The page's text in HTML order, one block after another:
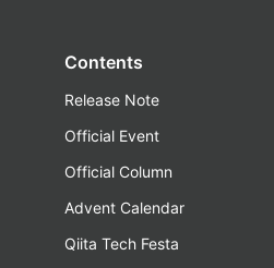
Contents
Release Note
Official Event
Official Column
Advent Calendar
Qiita Tech Festa